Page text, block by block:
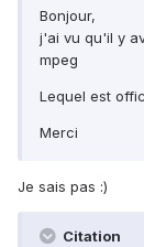
Bonjour,
j'ai vu qu'il y
mpeg
Lequel est
Merci
Je sais pas :)
Citation